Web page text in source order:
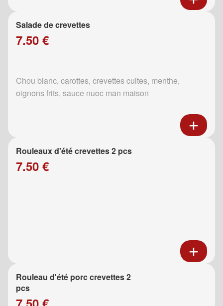
Salade de crevettes
7.50 €
Chou blanc, carottes, crevettes cuites, menthe,
oignons frits, sauce nuoc man maison
Rouleaux d'été crevettes 2 pcs
7.50 €
Rouleau d'été porc crevettes 2
pcs